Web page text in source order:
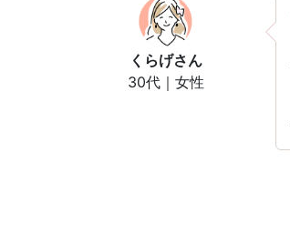
くらげさん
30代｜女性